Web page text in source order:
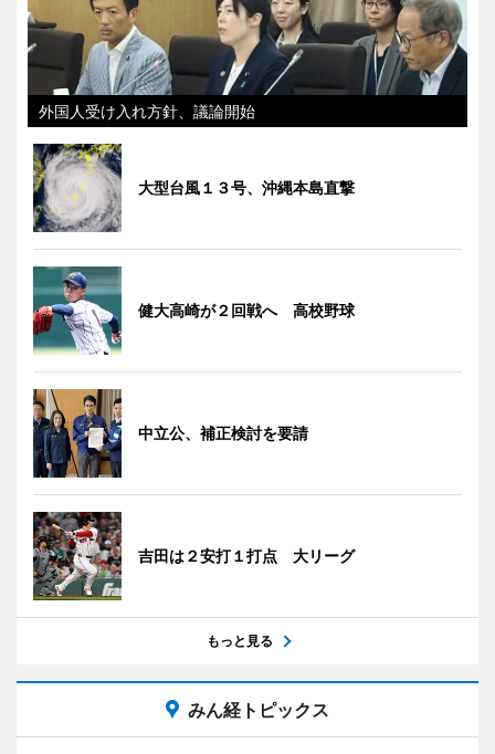
外国人受け入れ方針、議論開始
大型台風１３号、沖縄本島直撃
健大高崎が２回戦へ 高校野球
中立公、補正検討を要請
吉田は２安打１打点 大リーグ
もっと見る
みん経トピックス